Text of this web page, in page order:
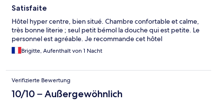
Satisfaite
Hôtel hyper centre, bien situé. Chambre confortable et calme,
très bonne literie ; seul petit bémol la douche qui est petite. Le
personnel est agréable. Je recommande cet hôtel
Brigitte, Aufenthalt von 1 Nacht
Verifizierte Bewertung
10/10 – Außergewöhnlich